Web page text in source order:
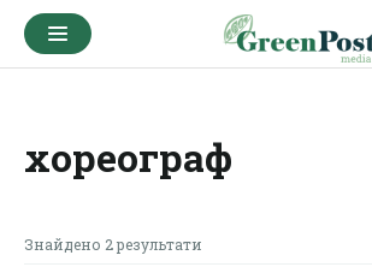
хореограф
Знайдено 2 результати